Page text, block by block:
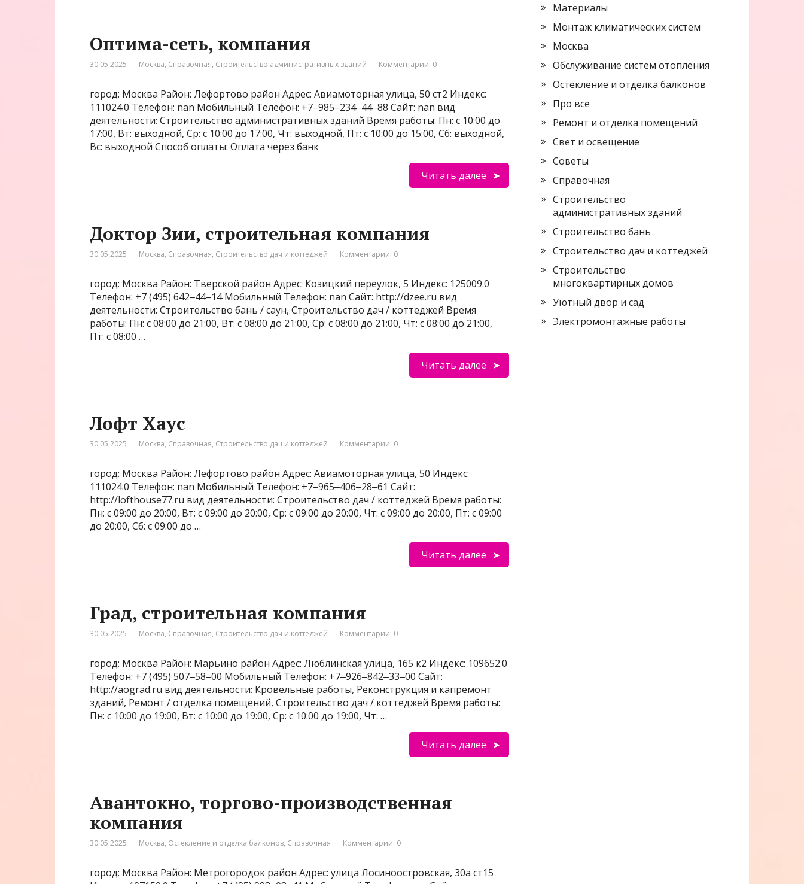
Оптима-сеть, компания
30.05.2025 Москва, Справочная, Строительство административных зданий Комментарии: 0
город: Москва Район: Лефортово район Адрес: Авиамоторная улица, 50 ст2 Индекс:
111024.0 Телефон: nan Мобильный Телефон: +7‒985‒234‒44‒88 Сайт: nan вид
деятельности: Строительство административных зданий Время работы: Пн: с 10:00 до
17:00, Вт: выходной, Ср: с 10:00 до 17:00, Чт: выходной, Пт: с 10:00 до 15:00, Сб: выходной,
Вс: выходной Способ оплаты: Оплата через банк
Читать далее
Доктор Зии, строительная компания
30.05.2025 Москва, Справочная, Строительство дач и коттеджей Комментарии: 0
город: Москва Район: Тверской район Адрес: Козицкий переулок, 5 Индекс: 125009.0
Телефон: +7 (495) 642‒44‒14 Мобильный Телефон: nan Сайт: http://dzee.ru вид
деятельности: Строительство бань / саун, Строительство дач / коттеджей Время
работы: Пн: с 08:00 до 21:00, Вт: с 08:00 до 21:00, Ср: с 08:00 до 21:00, Чт: с 08:00 до 21:00,
Пт: с 08:00 …
Читать далее
Лофт Хаус
30.05.2025 Москва, Справочная, Строительство дач и коттеджей Комментарии: 0
город: Москва Район: Лефортово район Адрес: Авиамоторная улица, 50 Индекс:
111024.0 Телефон: nan Мобильный Телефон: +7‒965‒406‒28‒61 Сайт:
http://lofthouse77.ru вид деятельности: Строительство дач / коттеджей Время работы:
Пн: с 09:00 до 20:00, Вт: с 09:00 до 20:00, Ср: с 09:00 до 20:00, Чт: с 09:00 до 20:00, Пт: с 09:00
до 20:00, Сб: с 09:00 до …
Читать далее
Град, строительная компания
30.05.2025 Москва, Справочная, Строительство дач и коттеджей Комментарии: 0
город: Москва Район: Марьино район Адрес: Люблинская улица, 165 к2 Индекс: 109652.0
Телефон: +7 (495) 507‒58‒00 Мобильный Телефон: +7‒926‒842‒33‒00 Сайт:
http://aograd.ru вид деятельности: Кровельные работы, Реконструкция и капремонт
зданий, Ремонт / отделка помещений, Строительство дач / коттеджей Время работы:
Пн: с 10:00 до 19:00, Вт: с 10:00 до 19:00, Ср: с 10:00 до 19:00, Чт: …
Читать далее
Авантокно, торгово-производственная
компания
30.05.2025 Москва, Остекление и отделка балконов, Справочная Комментарии: 0
город: Москва Район: Метрогородок район Адрес: улица Лосиноостровская, 30а ст15
Материалы
Монтаж климатических систем
Москва
Обслуживание систем отопления
Остекление и отделка балконов
Про все
Ремонт и отделка помещений
Свет и освещение
Советы
Справочная
Строительство
административных зданий
Строительство бань
Строительство дач и коттеджей
Строительство
многоквартирных домов
Уютный двор и сад
Электромонтажные работы